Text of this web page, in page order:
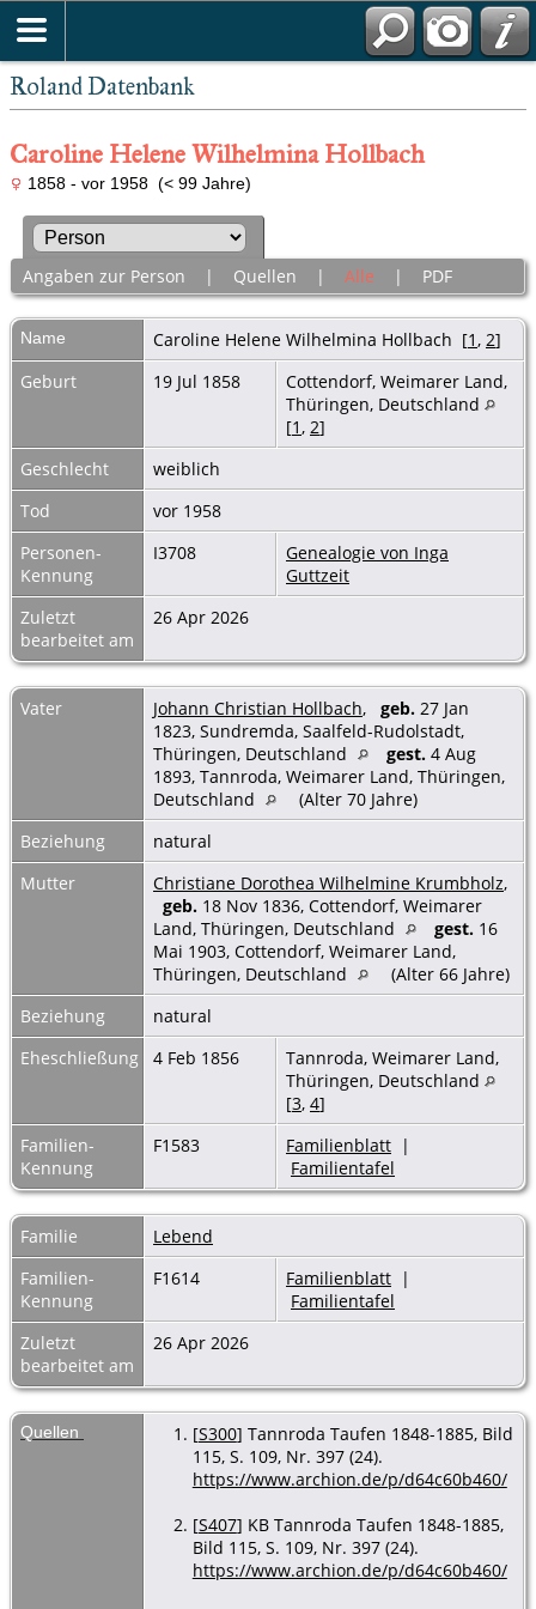
Roland Datenbank
Caroline Helene Wilhelmina Hollbach
1858 - vor 1958 (< 99 Jahre)
Angaben zur Person | Quellen | Alle | PDF
Name Caroline Helene Wilhelmina Hollbach [1, 2]
Geburt
19 Jul 1858
Cottendorf, Weimarer Land,
Thüringen, Deutschland
[1, 2]
Geschlecht
weiblich
Tod
vor 1958
Personen-
Kennung
I3708
Genealogie von Inga
Guttzeit
Zuletzt
bearbeitet am
26 Apr 2026
Vater Johann Christian Hollbach, geb. 27 Jan
1823, Sundremda, Saalfeld-Rudolstadt,
Thüringen, Deutschland
gest. 4 Aug
1893, Tannroda, Weimarer Land, Thüringen,
Deutschland
(Alter 70 Jahre)
Beziehung
natural
Mutter
Christiane Dorothea Wilhelmine Krumbholz,
geb. 18 Nov 1836, Cottendorf, Weimarer
Land, Thüringen, Deutschland
gest. 16
Mai 1903, Cottendorf, Weimarer Land,
Thüringen, Deutschland
(Alter 66 Jahre)
Beziehung
natural
Eheschließung
4 Feb 1856
Tannroda, Weimarer Land,
Thüringen, Deutschland
[3, 4]
Familien-
Kennung
F1583 Familienblatt |
Familientafel
Familie
Lebend
Familien-
Kennung
F1614 Familienblatt |
Familientafel
Zuletzt
bearbeitet am
26 Apr 2026
Quellen [S300] Tannroda Taufen 1848-1885, Bild
115, S. 109, Nr. 397 (24).
https://www.archion.de/p/d64c60b460/
[S407] KB Tannroda Taufen 1848-1885,
Bild 115, S. 109, Nr. 397 (24).
https://www.archion.de/p/d64c60b460/